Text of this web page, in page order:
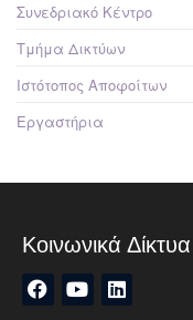
Συνεδριακό Κέντρο
Τμήμα Δικτύων
Ιστότοπος Αποφοίτων
Εργαστήρια
Κοινωνικά Δίκτυα